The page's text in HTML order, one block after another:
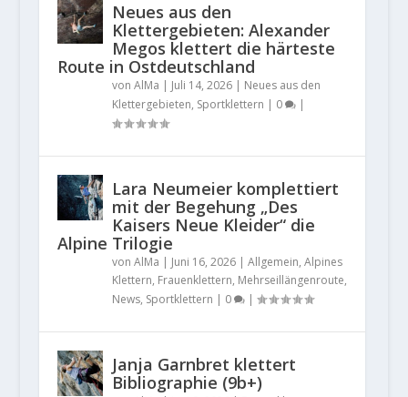
Neues aus den
Klettergebieten: Alexander
Megos klettert die härteste
Route in Ostdeutschland
von AlMa | Juli 14, 2026| Neues aus den
Klettergebieten, Sportklettern | 0 |
Lara Neumeier komplettiert
mit der Begehung „Des
Kaisers Neue Kleider“ die
Alpine Trilogie
von AlMa | Juni 16, 2026| Allgemein, Alpines
Klettern, Frauenklettern, Mehrseillängenroute,
News, Sportklettern | 0 |
Janja Garnbret klettert
Bibliographie (9b+)